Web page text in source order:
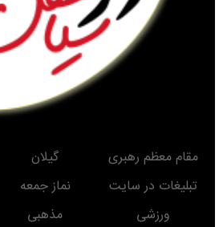
مقام معظم رهبری گیلان
تبلیغات در سایت
نماز جمعه
ورزشی
مذهبی